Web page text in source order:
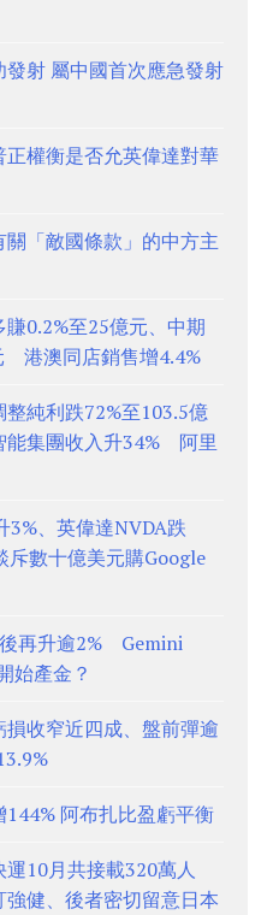
射 屬中國首次應急發射
權衡是否允英偉達對華
關「敵國條款」的中方主
0.2%至25億元、中期
港澳同店銷售增4.4%
純利跌72%至103.5億
集團收入升34% 阿里
、英偉達NVDA跌
數十億美元購Google
再升逾2% Gemini
始產金？
收窄近四成、盤前彈逾
阿布扎比盈虧平衡
10月共接載320萬人
健、後者密切留意日本